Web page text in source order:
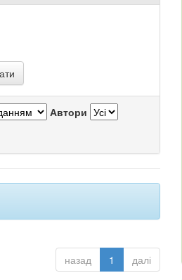
Автори
назад 1 далі